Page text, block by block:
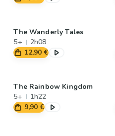
The Wanderly Tales
5+
2h08
12,90 €
The Rainbow Kingdom
5+
1h22
9,90 €